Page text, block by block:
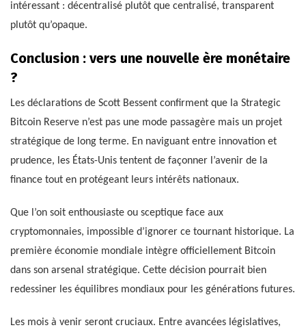
intéressant : décentralisé plutôt que centralisé, transparent
plutôt qu’opaque.
Conclusion : vers une nouvelle ère monétaire
?
Les déclarations de Scott Bessent confirment que la Strategic
Bitcoin Reserve n’est pas une mode passagère mais un projet
stratégique de long terme. En naviguant entre innovation et
prudence, les États-Unis tentent de façonner l’avenir de la
finance tout en protégeant leurs intérêts nationaux.
Que l’on soit enthousiaste ou sceptique face aux
cryptomonnaies, impossible d’ignorer ce tournant historique. La
première économie mondiale intègre officiellement Bitcoin
dans son arsenal stratégique. Cette décision pourrait bien
redessiner les équilibres mondiaux pour les générations futures.
Les mois à venir seront cruciaux. Entre avancées législatives,